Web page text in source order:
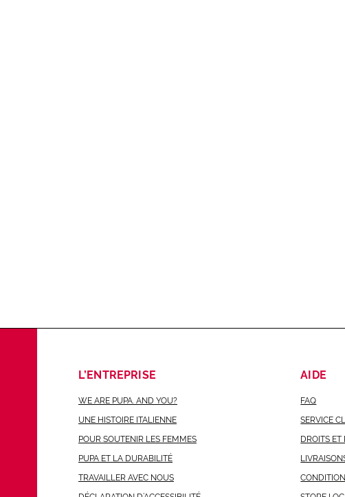
L’ENTREPRISE
WE ARE PUPA. AND YOU?
UNE HISTOIRE ITALIENNE
POUR SOUTENIR LES FEMMES
PUPA ET LA DURABILITÉ
TRAVAILLER AVEC NOUS
AIDE
FAQ
SERVICE
DROITS ET